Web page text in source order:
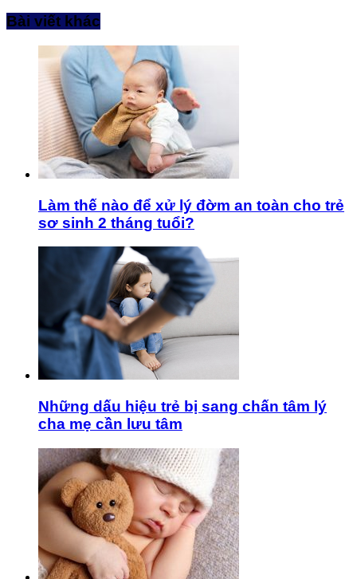
Bài viết khác
Làm thế nào để xử lý đờm an toàn cho trẻ
sơ sinh 2 tháng tuổi?
Những dấu hiệu trẻ bị sang chấn tâm lý
cha mẹ cần lưu tâm